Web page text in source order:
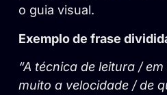
o guia visual.
Exemplo de frase
“A técnica de leitura /
muito a velocidade / de